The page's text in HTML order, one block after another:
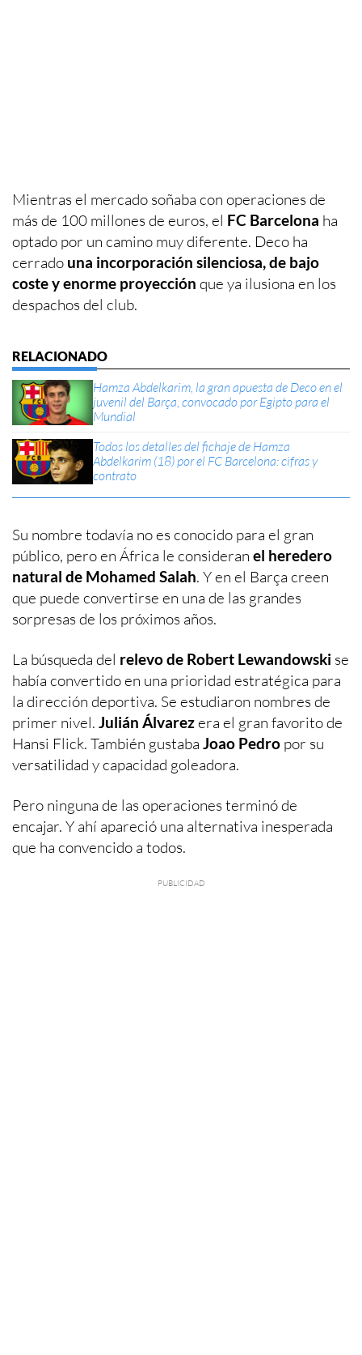
Mientras el mercado soñaba con operaciones de
más de 100 millones de euros, el FC Barcelona ha
optado por un camino muy diferente. Deco ha
cerrado una incorporación silenciosa, de bajo
coste y enorme proyección que ya ilusiona en los
despachos del club.
Hamza Abdelkarim, la gran apuesta de Deco en el
juvenil del Barça, convocado por Egipto para el
Mundial
Todos los detalles del fichaje de Hamza
Abdelkarim (18) por el FC Barcelona: cifras y
contrato
Su nombre todavía no es conocido para el gran
público, pero en África le consideran el heredero
natural de Mohamed Salah. Y en el Barça creen
que puede convertirse en una de las grandes
sorpresas de los próximos años.
La búsqueda del relevo de Robert Lewandowski se
había convertido en una prioridad estratégica para
la dirección deportiva. Se estudiaron nombres de
primer nivel. Julián Álvarezera el gran favorito de
Hansi Flick. También gustaba Joao Pedro por su
versatilidad y capacidad goleadora.
Pero ninguna de las operaciones terminó de
encajar. Y ahí apareció una alternativa inesperada
que ha convencido a todos.